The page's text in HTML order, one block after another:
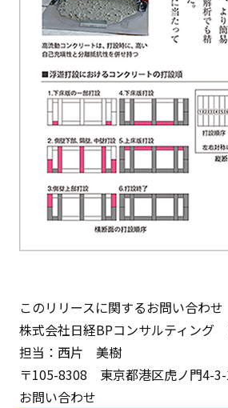
このリリースに関するお問い合わせ
株式会社日経BPコンサルティング
担当：西片 美樹
〒105-8308 東京都港区虎ノ門4-
お問い合わせ